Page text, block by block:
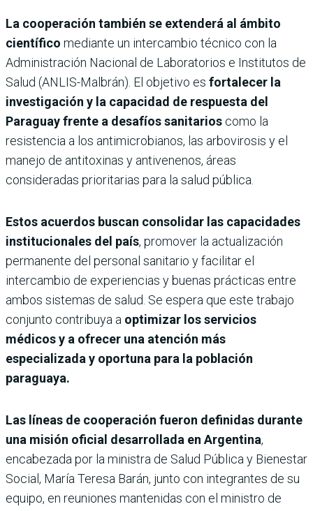
La cooperación también se extenderá al ámbito
científico mediante un intercambio técnico con la
Administración Nacional de Laboratorios e Institutos de
Salud (ANLIS-Malbrán). El objetivo es fortalecer la
investigación y la capacidad de respuesta del
Paraguay frente a desafíos sanitarios como la
resistencia a los antimicrobianos, las arbovirosis y el
manejo de antitoxinas y antivenenos, áreas
consideradas prioritarias para la salud pública.
Estos acuerdos buscan consolidar las capacidades
institucionales del país, promover la actualización
permanente del personal sanitario y facilitar el
intercambio de experiencias y buenas prácticas entre
ambos sistemas de salud. Se espera que este trabajo
conjunto contribuya a optimizar los servicios
médicos y a ofrecer una atención más
especializada y oportuna para la población
paraguaya.
Las líneas de cooperación fueron definidas durante
una misión oficial desarrollada en Argentina,
encabezada por la ministra de Salud Pública y Bienestar
Social, María Teresa Barán, junto con integrantes de su
equipo, en reuniones mantenidas con el ministro de